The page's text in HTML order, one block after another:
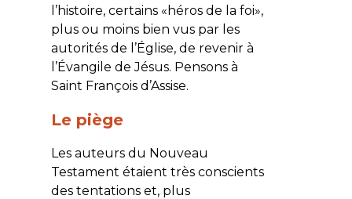
l’histoire, certains «héros de la foi»,
plus ou moins bien vus par les
autorités de l’Église, de revenir à
l’Évangile de Jésus. Pensons à
Saint François d’Assise.
Le piège
Les auteurs du Nouveau
Testament étaient très conscients
des tentations et, plus